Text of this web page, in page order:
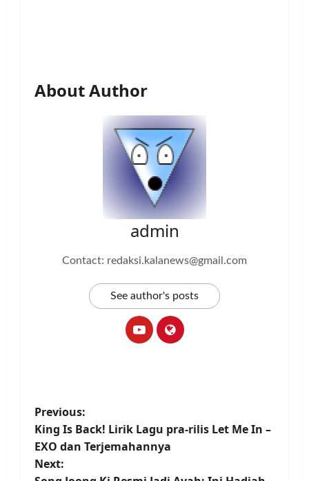
About Author
admin
Contact: redaksi.kalanews@gmail.com
See author's posts
P
o
Previous:
King Is Back! Lirik Lagu pra-rilis Let Me In –
EXO dan Terjemahannya
Next: